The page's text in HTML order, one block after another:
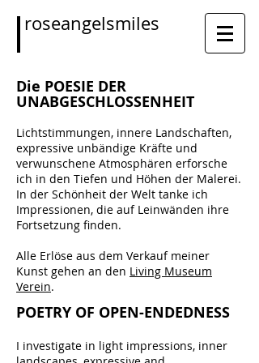
roseangelsmiles
Die POESIE DER
UNABGESCHLOSSENHEIT
Lichtstimmungen, innere Landschaften,
expressive unbändige Kräfte und
verwunschene Atmosphären erforsche
ich in den Tiefen und Höhen der Malerei.
In der Schönheit der Welt tanke ich
Impressionen, die auf Leinwänden ihre
Fortsetzung finden.
Alle Erlöse aus dem Verkauf meiner
Kunst gehen an den Living Museum
Verein.
POETRY OF OPEN-ENDEDNESS
I investigate in light impressions, inner